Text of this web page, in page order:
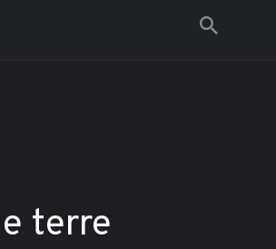
terre